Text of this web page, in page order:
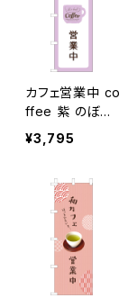
カフェ営業中 co
ffee 紫 のぼり
旗
¥3,795